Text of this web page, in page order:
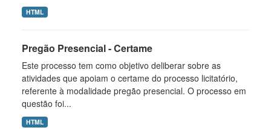
HTML
Pregão Presencial - Certame
Este processo tem como objetivo deliberar sobre as
atividades que apoiam o certame do processo licitatório,
referente à modalidade pregão presencial. O processo em
questão foi...
HTML